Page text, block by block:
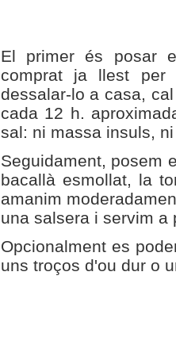
El primer és posar
comprat ja llest per
dessalar-lo a casa,
cada 12 h.
sal: ni massa insuls,
Seguidament, posem
bacallà esmollat, la
amanim
una salsera i servim a
Opcionalment es
uns troços d'ou dur o